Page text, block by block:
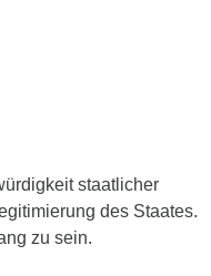
staatlicher
des Staates.
zu sein.